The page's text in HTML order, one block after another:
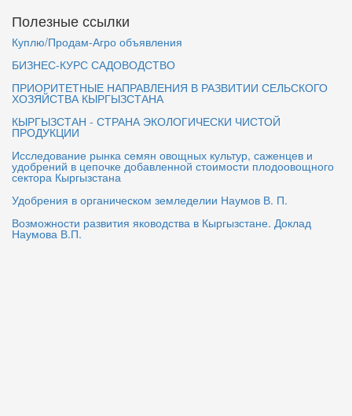
Полезные ссылки
Куплю/Продам-Агро объявления
БИЗНЕС-КУРС САДОВОДСТВО
ПРИОРИТЕТНЫЕ НАПРАВЛЕНИЯ В РАЗВИТИИ СЕЛЬСКОГО
ХОЗЯЙСТВА КЫРГЫЗСТАНА
КЫРГЫЗСТАН - СТРАНА ЭКОЛОГИЧЕСКИ ЧИСТОЙ
ПРОДУКЦИИ
Исследование рынка семян овощных культур, саженцев и
удобрений в цепочке добавленной стоимости плодоовощного
сектора Кыргызстана
Удобрения в органическом земледелии Наумов В. П.
Возможности развития яководства в Кыргызстане. Доклад
Наумова В.П.